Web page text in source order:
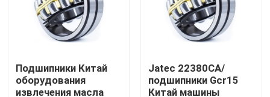
Подшипники Китай
оборудования
извлечения масла
Jatec 22380CA/
подшипники Gcr15
Китай машины